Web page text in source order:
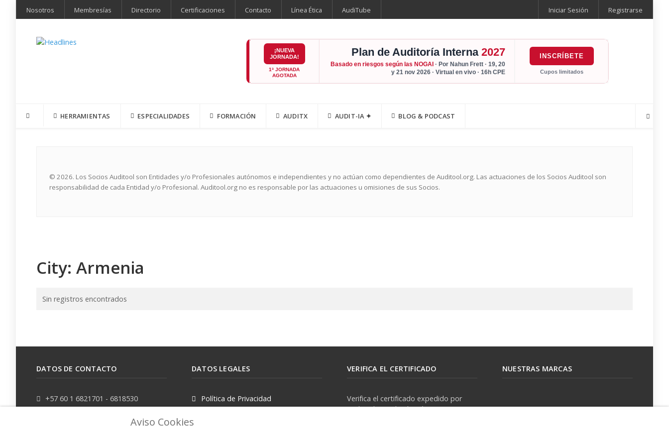
Nosotros Membresías Directorio Certificaciones Contacto Línea Ética AudiTube Iniciar Sesión Registrarse
¡NUEVA
JORNADA!
1ª JORNADA
AGOTADA
Plan de Auditoría Interna2027
Basado en riesgos según las NOGAI · Por Nahun Frett · 19, 20
y 21 nov 2026 · Virtual en vivo · 16h CPE
INSCRÍBETE
Cupos limitados
HERRAMIENTAS ESPECIALIDADES FORMACIÓN AUDITX AUDIT-IA ✦ BLOG & PODCAST
© 2026. Los Socios Auditool son Entidades y/o Profesionales autónomos e independientes y no actúan como dependientes de Auditool.org. Las actuaciones de los Socios Auditool son
responsabilidad de cada Entidad y/o Profesional. Auditool.org no es responsable por las actuaciones u omisiones de sus Socios.
City: Armenia
Sin registros encontrados
DATOS DE CONTACTO
+57 60 1 6821701 - 6818530
DATOS LEGALES
Política de Privacidad
VERIFICA EL CERTIFICADO
Verifica el certificado expedido por
Auditool usando el ID único
NUESTRAS MARCAS
Aviso Cookies